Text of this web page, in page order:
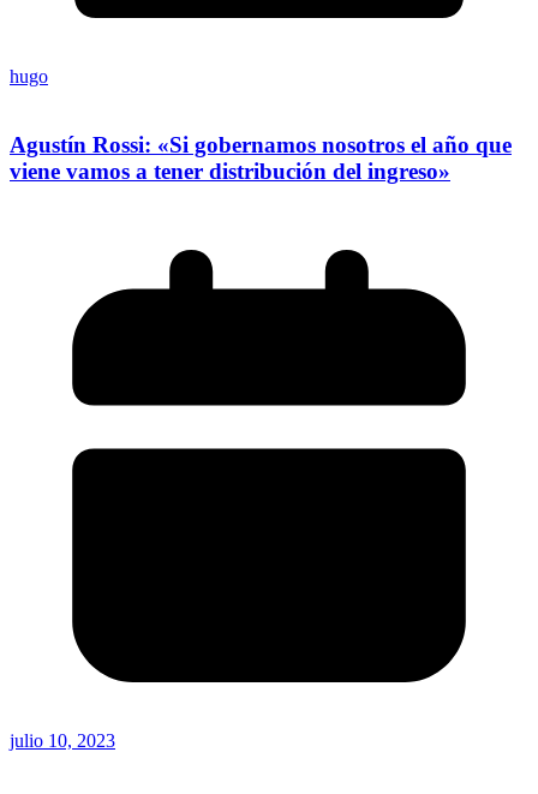
hugo
Agustín Rossi: «Si gobernamos nosotros el año que
viene vamos a tener distribución del ingreso»
julio 10, 2023